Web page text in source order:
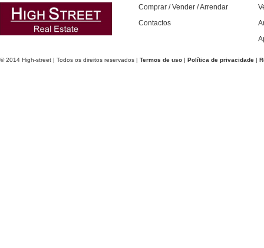
Comprar / Vender / Arrendar
Contactos
© 2014 High-street | Todos os direitos reservados | Termos de uso | Política de privacidade |